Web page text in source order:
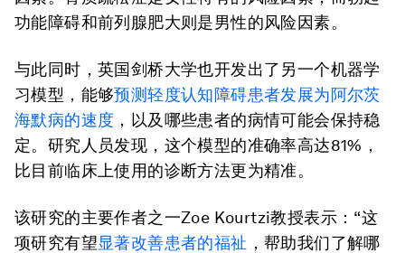
功能障碍和前列腺肥大则是男性的风险因素。
与此同时，英国剑桥大学也开发出了另一个机器学
习模型，能够预测轻度认知障碍患者发展为阿尔茨
海默病的速度 ，以及哪些患者的病情可能会保持稳
定。研究人员发现，这个模型的准确率高达81%，
比目前临床上使用的诊断方法更为精准。
该研究的主要作者之一Zoe Kourtzi教授表示：“这
项研究有望显著改善患者的福祉 ，帮助我们了解哪